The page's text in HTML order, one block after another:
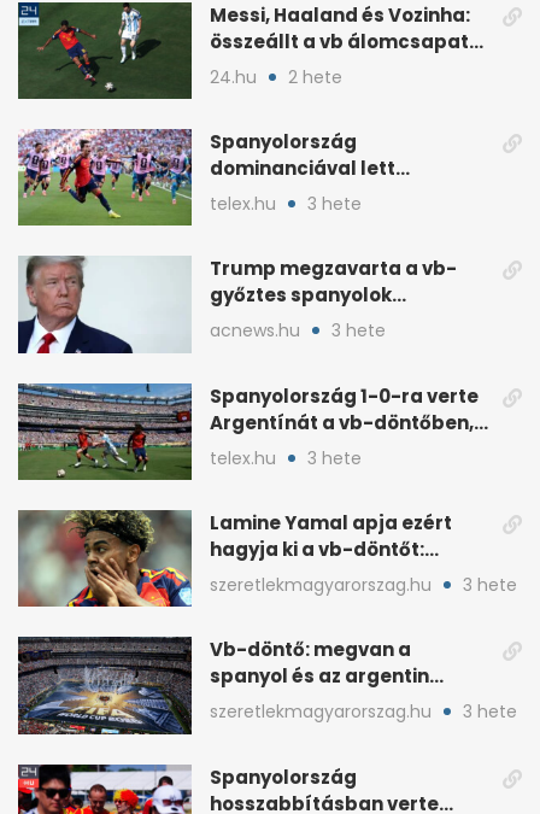
Messi, Haaland és Vozinha:
összeállt a vb álomcsapata
posztonként
24.hu 2 hete
Spanyolország
dominanciával lett
világbajnok, és még jöhet a
telex.hu 3 hete
Trump megzavarta a vb-
győztes spanyolok
ünneplését a trófeaátadón
acnews.hu 3 hete
Spanyolország 1-0-ra verte
Argentínát a vb-döntőben,
hosszabbításban
telex.hu 3 hete
Lamine Yamal apja ezért
hagyja ki a vb-döntőt:
otthonról szurkol
szeretlekmagyarorszag.hu 3 hete
Vb-döntő: megvan a
spanyol és az argentin
kezdő, Montiel bekerült
szeretlekmagyarorszag.hu 3 hete
Spanyolország
hosszabbításban verte